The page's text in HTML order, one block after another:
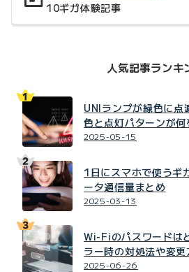
10ギガ体験記事
人気記事ランキ
UNIランプが緑色に点
色と点灯パターンが
2025-05-15
1日にスマホで使うギ
ータ通信量まとめ
2025-03-13
Wi-Fiのパスワードは
ラー時の対処法や変
2025-06-26